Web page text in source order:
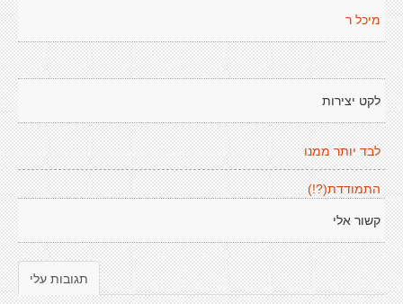
מיכל ר
לקט יצירות
לבד יותר ממנו
התמודדת(?!)
קשור אלי
תגובות עלי